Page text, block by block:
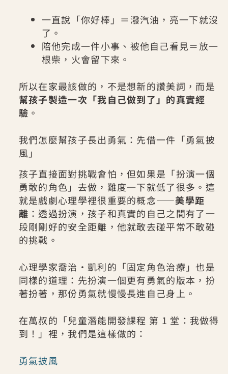
一直說「你好棒」＝潑汽油，亮一下就沒
了。
陪他完成一件小事、被他自己看見＝放一
根柴，火會留下來。
所以在家最該做的，不是想新的讚美詞，而是
幫孩子製造一次「我自己做到了」的真實經
驗 。
我們怎麼幫孩子長出勇氣：先借一件「勇氣披
風」
孩子直接面對挑戰會怕，但如果是「扮演一個
勇敢的角色」去做，難度一下就低了很多。這
就是戲劇心理學裡很重要的概念——美學距
離 ：透過扮演，孩子和真實的自己之間有了一
段剛剛好的安全距離，他就敢去碰平常不敢碰
的挑戰。
心理學家喬治・凱利的「固定角色治療」也是
同樣的道理：先扮演一個更有勇氣的版本，扮
著扮著，那份勇氣就慢慢長進自己身上。
在萬叔的「兒童潛能開發課程 第 1 堂：我做得
到！」裡，我們是這樣做的：
勇氣披風